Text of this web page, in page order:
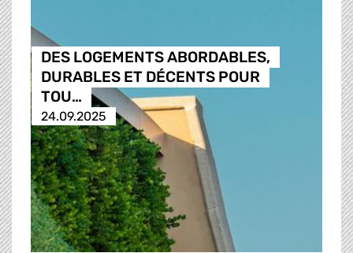
DES LOGEMENTS ABORDABLES,
DURABLES ET DÉCENTS POUR
TOU…
24.09.2025